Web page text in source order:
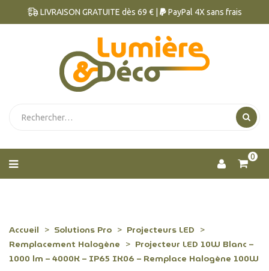
LIVRAISON GRATUITE dès 69 € | PayPal 4X sans frais
0
Accueil Solutions Pro
Projecteurs LED
Remplacement Halogène
Projecteur LED 10W Blanc –
1000 lm – 4000K – IP65 IK06 – Remplace Halogène 100W